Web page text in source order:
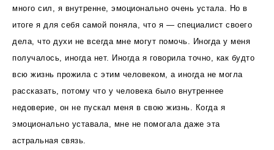
много сил, я внутренне, эмоционально очень устала. Но в
итоге я для себя самой поняла, что я — специалист своего
дела, что духи не всегда мне могут помочь. Иногда у меня
получалось, иногда нет. Иногда я говорила точно, как будто
всю жизнь прожила с этим человеком, а иногда не могла
рассказать, потому что у человека было внутреннее
недоверие, он не пускал меня в свою жизнь. Когда я
эмоционально уставала, мне не помогала даже эта
астральная связь.